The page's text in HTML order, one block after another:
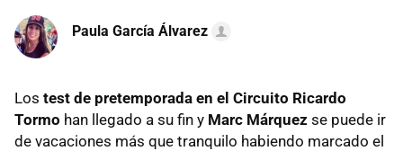
Paula García Álvarez
Los test de pretemporada en el Circuito Ricardo
Tormo han llegado a su fin y Marc Márquez se puede ir
de vacaciones más que tranquilo habiendo marcado el